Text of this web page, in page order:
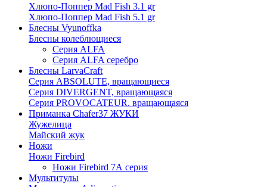
Хлюпо-Поппер Mad Fish 3.1 gr
Хлюпо-Поппер Mad Fish 5.1 gr
Блесны Vyunoffka
Блесны колеблющиеся
Серия ALFA
Серия ALFA серебро
Блесны LarvaCraft
Серия ABSOLUTE, вращающиеся
Серия DIVERGENT, вращающаяся
Серия PROVOCATEUR. вращающаяся
Приманка Chafer37 ЖУКИ
Жужелица
Майский жук
Ножи
Ножи Firebird
Ножи Firebird 7А серия
Мультитулы